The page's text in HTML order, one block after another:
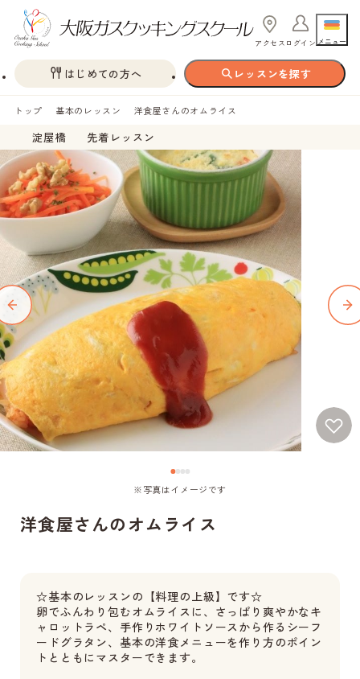
アクセス ログイン メニュー
はじめての方へ レッスンを探す
トップ 基本のレッスン 洋食屋さんのオムライス
淀屋橋 先着レッスン
※写真はイメージです
洋食屋さんのオムライス
☆基本のレッスンの【料理の上級】です☆
卵でふんわり包むオムライスに、さっぱり爽やかなキ
ャロットラペ、手作りホワイトソースから作るシーフ
ードグラタン、基本の洋食メニューを作り方のポイン
トとともにマスターできます。